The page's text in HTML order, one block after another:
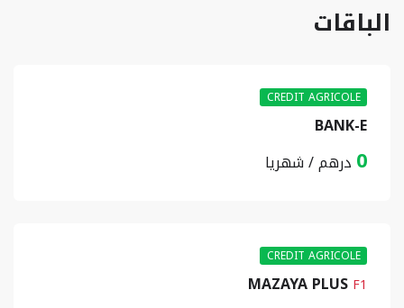
الباقات
CREDIT AGRICOLE
BANK-E
0 درهم / شهريا
CREDIT AGRICOLE
MAZAYA PLUS F1